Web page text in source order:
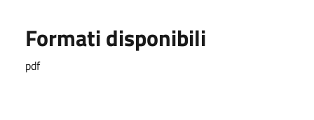
Formati disponibili
pdf